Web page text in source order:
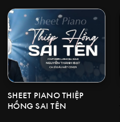
SHEET PIANO THIỆP
HỒNG SAI TÊN